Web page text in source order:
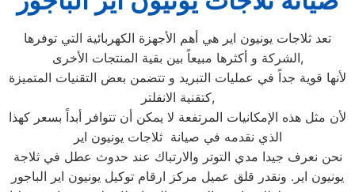
تعد ثلاجات يونيون اير هي أهم الأجهزة الكهربائية التي توفرها
الشركة و أكثرها مبيعاً بين بقية المنتجات الأخرى,
لأنها قوية جداً في عمليات التبريد و تتضمن بعض التقنيات المتميزة
كتقنية الانفلتر,
لأن مثل هذه الإمكانيات المرتفعة لا يمكن أن تتوافر أبداً بسعر كهذا
الذي نقدمه في صيانة ثلاجات يونيون اير
نحن نعرف جيدا مدي التوتر والارتباك عند حدوث عطل في ثلاجة
يونيون اير. ونقدر قلق عميل مركز ارقام توكيل يونيون اير الباجور